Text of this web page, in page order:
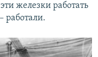
железки работать
работали.